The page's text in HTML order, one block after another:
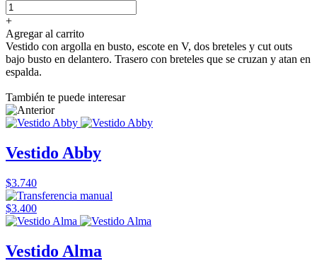
+
Agregar al carrito
Vestido con argolla en busto, escote en V, dos breteles y cut outs
bajo busto en delantero. Trasero con breteles que se cruzan y atan en
espalda.
También te puede interesar
Vestido Abby
$3.740
$3.400
Vestido Alma